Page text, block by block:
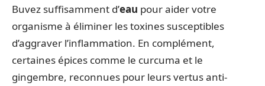
Buvez suffisamment d’eau pour aider votre
organisme à éliminer les toxines susceptibles
d’aggraver l’inflammation. En complément,
certaines épices comme le curcuma et le
gingembre, reconnues pour leurs vertus anti-